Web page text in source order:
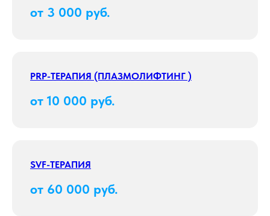
от 3 000 руб.
PRP-ТЕРАПИЯ (ПЛАЗМОЛИФТИНГ )
от 10 000 руб.
SVF-ТЕРАПИЯ
от 60 000 руб.